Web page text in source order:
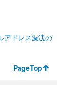
アドレス漏洩の
PageTop